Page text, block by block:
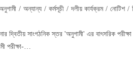
/ অন্যান্য / কর্মসূচী / দলীয় কার্যক্রম / নোটিশ /
সাংগঠনিক স্তর 'অনুগামী' এর বাৎসরিক
পরীক্ষা-…